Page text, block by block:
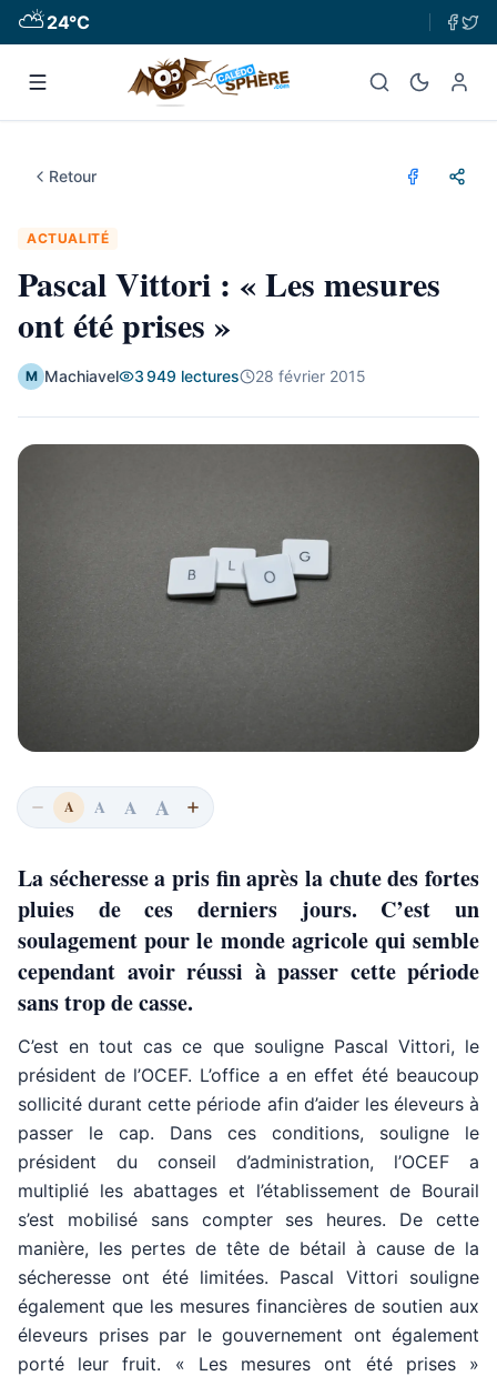
⛅24°C
Retour
ACTUALITÉ
Pascal Vittori : « Les mesures
ont été prises »
M Machiavel 3 949 lectures 28 février 2015
A A A A
La sécheresse a pris fin après la chute des fortes
pluies de ces derniers jours. C’est un
soulagement pour le monde agricole qui semble
cependant avoir réussi à passer cette période
sans trop de casse.
C’est en tout cas ce que souligne Pascal Vittori, le
président de l’OCEF. L’office a en effet été beaucoup
sollicité durant cette période afin d’aider les éleveurs à
passer le cap. Dans ces conditions, souligne le
président du conseil d’administration, l’OCEF a
multiplié les abattages et l’établissement de Bourail
s’est mobilisé sans compter ses heures. De cette
manière, les pertes de tête de bétail à cause de la
sécheresse ont été limitées. Pascal Vittori souligne
également que les mesures financières de soutien aux
éleveurs prises par le gouvernement ont également
porté leur fruit. « Les mesures ont été prises »